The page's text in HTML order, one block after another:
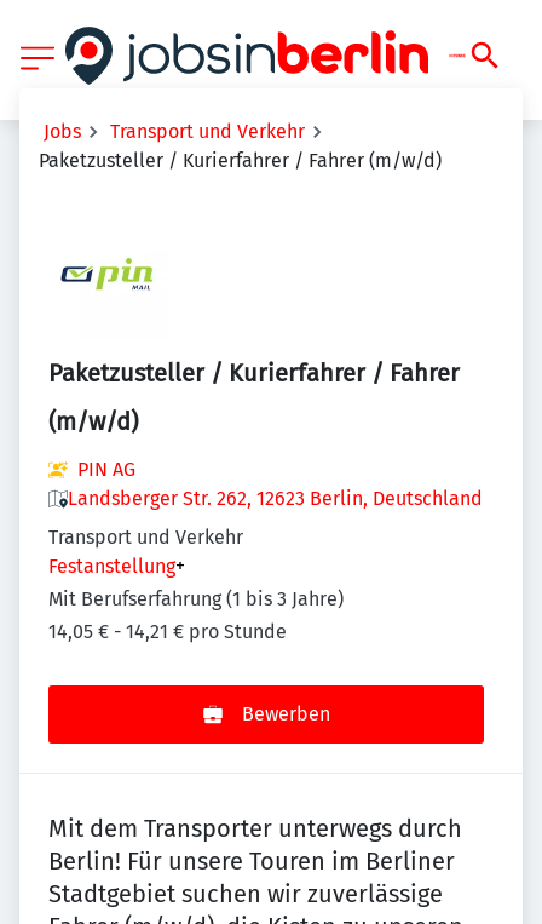
Jobs
Transport und Verkehr
Paketzusteller / Kurierfahrer / Fahrer (m/w/d)
Paketzusteller / Kurierfahrer / Fahrer
(m/w/d)
PIN AG
Landsberger Str. 262, 12623 Berlin, Deutschland
Transport und Verkehr
Festanstellung+
Mit Berufserfahrung (1 bis 3 Jahre)
14,05 € - 14,21 € pro Stunde
Bewerben
Mit dem Transporter unterwegs durch
Berlin! Für unsere Touren im Berliner
Stadtgebiet suchen wir zuverlässige